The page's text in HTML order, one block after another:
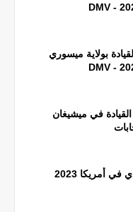
بولاية ميسوري
في ميشيغان
راتب المبتعث السعودي في أمريكا 2023